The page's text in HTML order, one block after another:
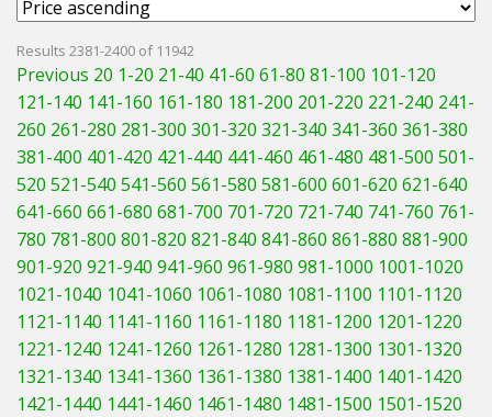
Lawn Mowers & Ride-Ons
Robot Mowers
Strimmers Brushcutters
Hedgecutters
Barrows Carts Trailers
Chainsaws & Log Splitters
Leaf Vacuums / Blowers
Cultivators & Tillers
Results 2381-2400 of 11942
Previous 20 1-20 21-40 41-60 61-80 81-100 101-120
121-140 141-160 161-180 181-200 201-220 221-240 241-
260 261-280 281-300 301-320 321-340 341-360 361-380
381-400 401-420 421-440 441-460 461-480 481-500 501-
520 521-540 541-560 561-580 581-600 601-620 621-640
641-660 661-680 681-700 701-720 721-740 741-760 761-
780 781-800 801-820 821-840 841-860 861-880 881-900
901-920 921-940 941-960 961-980 981-1000 1001-1020
1021-1040 1041-1060 1061-1080 1081-1100 1101-1120
1121-1140 1141-1160 1161-1180 1181-1200 1201-1220
1221-1240 1241-1260 1261-1280 1281-1300 1301-1320
1321-1340 1341-1360 1361-1380 1381-1400 1401-1420
1421-1440 1441-1460 1461-1480 1481-1500 1501-1520